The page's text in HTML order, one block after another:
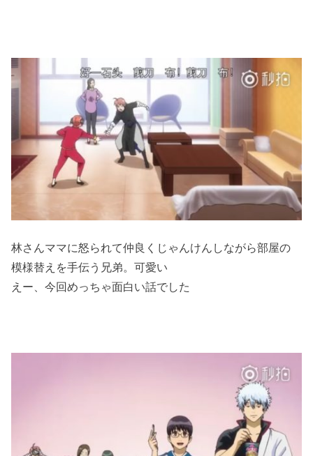
林さんママに怒られて仲良くじゃんけんしながら部屋の
模様替えを手伝う兄弟。可愛い
えー、今回めっちゃ面白い話でした